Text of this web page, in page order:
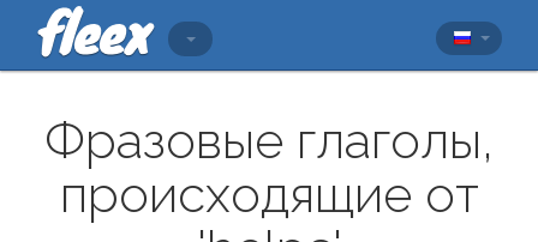
Фразовые глаголы,
происходящие от